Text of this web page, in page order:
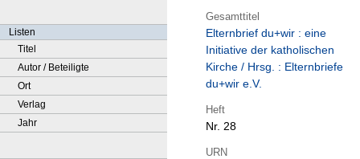
Listen
Titel
Autor / Beteiligte
Ort
Verlag
Jahr
Gesamttitel
Elternbrief du+wir : eine
Initiative der katholischen
Kirche / Hrsg. : Elternbriefe
du+wir e.V.
Heft
Nr. 28
URN